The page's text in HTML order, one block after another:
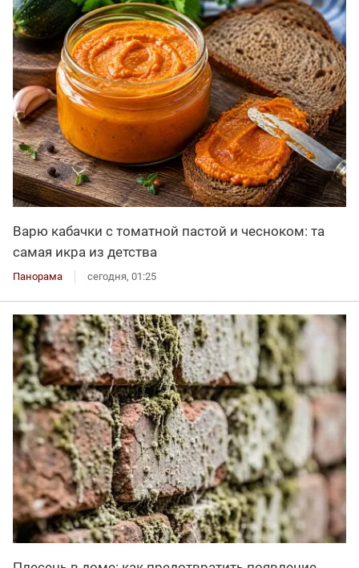
Варю кабачки с томатной пастой и чесноком: та
самая икра из детства
Панорама сегодня, 01:25